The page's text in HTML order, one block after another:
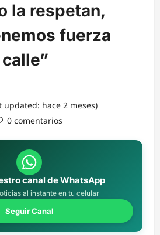
la respetan,
fuerza
updated: hace 2 meses)
0 comentarios
canal de WhatsApp
al instante en tu celular
Seguir Canal